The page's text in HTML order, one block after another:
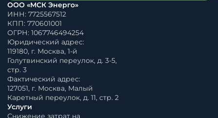
ООО «МСК Энерго»
ИНН: 7725567512
КПП: 770601001
ОГРН: 1067746494254
Юридический адрес:
119180, г. Москва, 1-й
Голутвинский переулок, д. 3-5,
стр. 3
Фактический адрес:
127051, г. Москва, Малый
Каретный переулок, д. 11, стр. 2
Услуги
Снижение затрат на